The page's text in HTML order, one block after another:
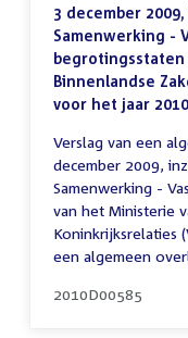
3 december
Samenwerking -
Binnenlandse
voor het jaar 2010
Verslag van een
december 2009,
Samenwerking -
van het Ministerie
Koninkrijksrelaties
een algemeen
2010D00585